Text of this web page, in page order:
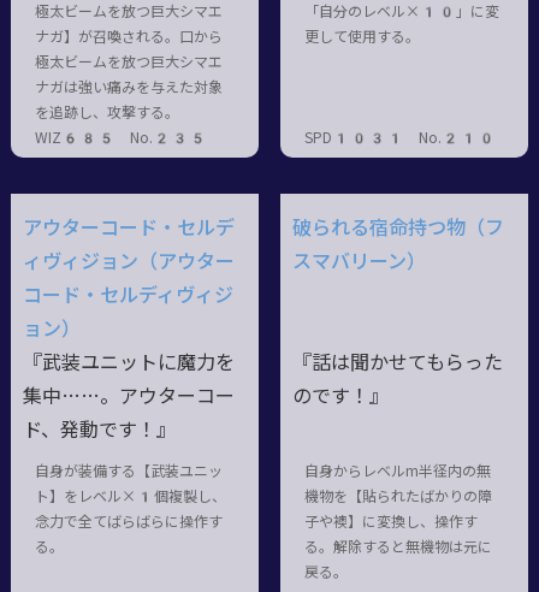
極太ビームを放つ巨大シマエ
ナガ】が召喚される。口から
極太ビームを放つ巨大シマエ
ナガは強い痛みを与えた対象
を追跡し、攻撃する。
WIZ685 No.235
「自分のレベル×10」に変
更して使用する。
SPD1031 No.210
アウターコード・セルデ
ィヴィジョン（アウター
コード・セルディヴィジ
ョン）
『武装ユニットに魔力を
集中……。アウターコー
ド、発動です！』
自身が装備する【武装ユニッ
ト】をレベル×1個複製し、
念力で全てばらばらに操作す
る。
破られる宿命持つ物（フ
スマバリーン）
『話は聞かせてもらった
のです！』
自身からレベルm半径内の無
機物を【貼られたばかりの障
子や襖】に変換し、操作す
る。解除すると無機物は元に
戻る。